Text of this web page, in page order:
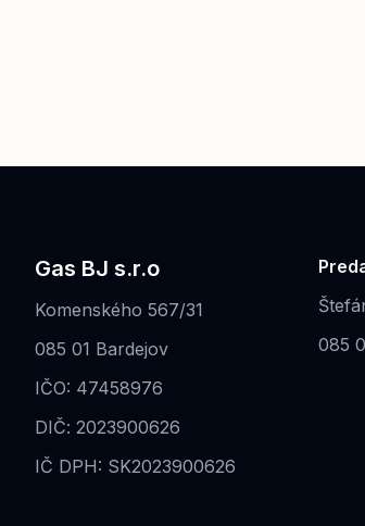
Gas BJ s.r.o
Komenského 567/31
085 01 Bardejov
IČO: 47458976
DIČ: 2023900626
IČ DPH: SK2023900626
085